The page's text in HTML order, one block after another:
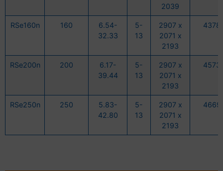
2039
RSe160n 160
6.54-
32.33
5-
13
2907 x
2071 x
2193
4378
RSe200n 200
6.17-
39.44
5-
13
2907 x
2071 x
2193
4573
RSe250n 250
5.83-
42.80
5-
13
2907 x
2071 x
2193
4669